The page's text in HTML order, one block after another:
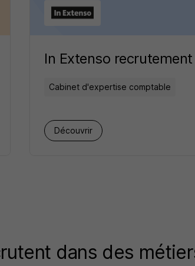
In Extenso recrutement
Cabinet d'expertise comptable
Découvrir
dans des